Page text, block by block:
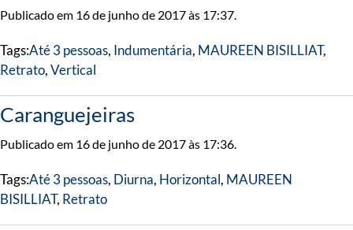
Publicado em 16 de junho de 2017 às 17:37.
Tags:Até 3 pessoas, Indumentária, MAUREEN BISILLIAT,
Retrato,Vertical
Caranguejeiras
Publicado em 16 de junho de 2017 às 17:36.
Tags:Até 3 pessoas, Diurna, Horizontal, MAUREEN
BISILLIAT, Retrato